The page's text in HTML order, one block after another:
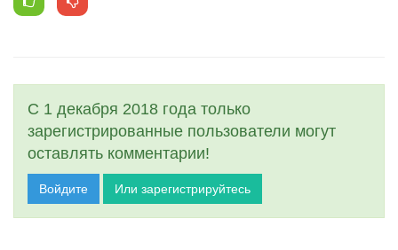
С 1 декабря 2018 года только
зарегистрированные пользователи могут
оставлять комментарии!
Войдите Или зарегистрируйтесь